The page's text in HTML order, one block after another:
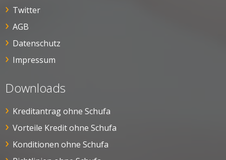
Twitter
AGB
Datenschutz
Impressum
Downloads
Kreditantrag ohne Schufa
Vorteile Kredit ohne Schufa
Konditionen ohne Schufa